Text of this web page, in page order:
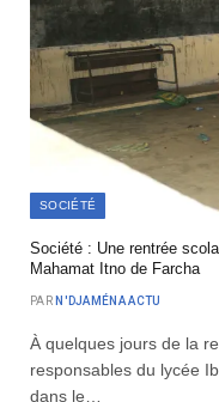
SOCIÉTÉ
Société : Une rentrée
Mahamat Itno de Farcha
PAR N'DJAMÉNA ACTU
À quelques jours de la
responsables du lycée
dans le…